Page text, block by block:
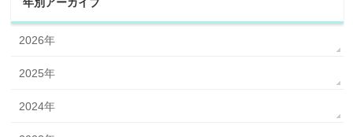
2026年
2025年
2024年